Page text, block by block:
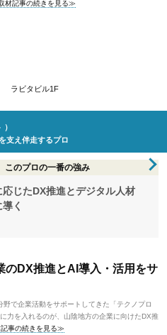
材記事の続きを見る≫
ラビタビル1F
支え伴走するプロ
このプロの一番の強み
じたDX推進とデジタル人材
く
のDX推進とAI導入・活用をサ
で企業活動をサポートしてきた「テクノプロ
力を入れるのが、山陰地方の企業に向けたDX推
記事の続きを見る≫